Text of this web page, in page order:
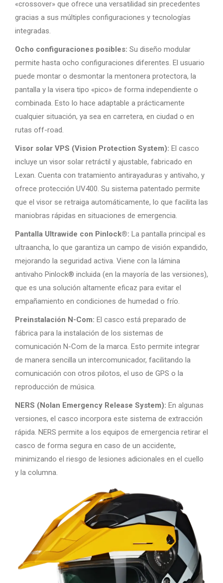
«crossover» que ofrece una versatilidad sin precedentes
gracias a sus múltiples configuraciones y tecnologías
integradas.
Ocho configuraciones posibles: Su diseño modular
permite hasta ocho configuraciones diferentes. El usuario
puede montar o desmontar la mentonera protectora, la
pantalla y la visera tipo «pico» de forma independiente o
combinada. Esto lo hace adaptable a prácticamente
cualquier situación, ya sea en carretera, en ciudad o en
rutas off-road.
Visor solar VPS (Vision Protection System): El casco
incluye un visor solar retráctil y ajustable, fabricado en
Lexan. Cuenta con tratamiento antirayaduras y antivaho, y
ofrece protección UV400. Su sistema patentado permite
que el visor se retraiga automáticamente, lo que facilita las
maniobras rápidas en situaciones de emergencia.
Pantalla Ultrawide con Pinlock®: La pantalla principal es
ultraancha, lo que garantiza un campo de visión expandido,
mejorando la seguridad activa. Viene con la lámina
antivaho Pinlock® incluida (en la mayoría de las versiones),
que es una solución altamente eficaz para evitar el
empañamiento en condiciones de humedad o frío.
Preinstalación N-Com: El casco está preparado de
fábrica para la instalación de los sistemas de
comunicación N-Com de la marca. Esto permite integrar
de manera sencilla un intercomunicador, facilitando la
comunicación con otros pilotos, el uso de GPS o la
reproducción de música.
NERS (Nolan Emergency Release System): En algunas
versiones, el casco incorpora este sistema de extracción
rápida. NERS permite a los equipos de emergencia retirar el
casco de forma segura en caso de un accidente,
minimizando el riesgo de lesiones adicionales en el cuello
y la columna.